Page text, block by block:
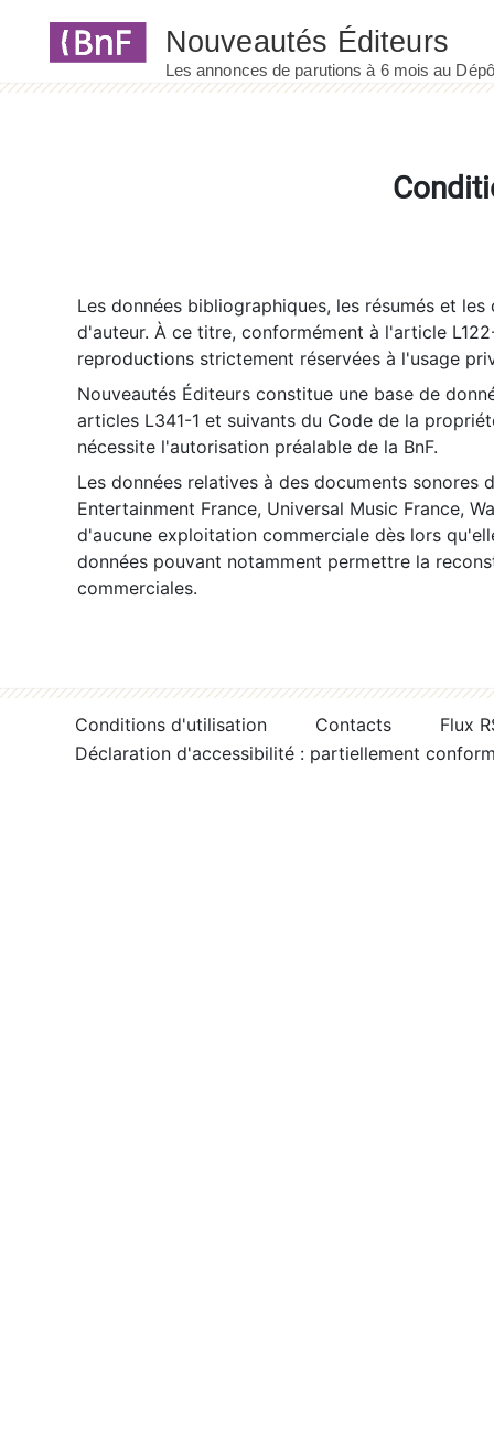
Les données bibliographiques, les résumés et
d'auteur. À ce titre, conformément à l'article
reproductions strictement réservées à l'usage
Nouveautés Éditeurs constitue une base de
articles L341-1 et suivants du Code de la
nécessite l'autorisation préalable de la BnF.
Les données relatives à des documents sonores
Entertainment France, Universal Music France,
d'aucune exploitation commerciale dès lors
données pouvant notamment permettre la
commerciales.
Conditions d'utilisation Contacts
Flux
Déclaration d'accessibilité : partiellement